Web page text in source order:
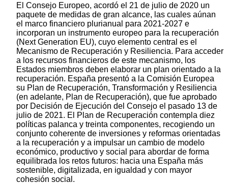
El Consejo Europeo, acordó el 21 de julio de 2020 un
paquete de medidas de gran alcance, las cuales aúnan
el marco financiero plurianual para 2021-2027 e
incorporan un instrumento europeo para la recuperación
(Next Generation EU), cuyo elemento central es el
Mecanismo de Recuperación y Resiliencia. Para acceder
a los recursos financieros de este mecanismo, los
Estados miembros deben elaborar un plan orientado a la
recuperación. España presentó a la Comisión Europea
su Plan de Recuperación, Transformación y Resiliencia
(en adelante, Plan de Recuperación), que fue aprobado
por Decisión de Ejecución del Consejo el pasado 13 de
julio de 2021. El Plan de Recuperación contempla diez
políticas palanca y treinta componentes, recogiendo un
conjunto coherente de inversiones y reformas orientadas
a la recuperación y a impulsar un cambio de modelo
económico, productivo y social para abordar de forma
equilibrada los retos futuros: hacia una España más
sostenible, digitalizada, en igualdad y con mayor
cohesión social.